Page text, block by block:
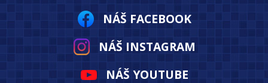
NÁŠ FACEBOOK
NÁŠ INSTAGRAM
NÁŠ YOUTUBE